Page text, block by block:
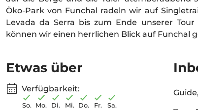
Öko-Park von Funchal radeln wir auf
Levada da Serra bis zum Ende unserer
können wir einen herrlichen Blick auf Funchal
Etwas über
Verfügbarkeit:
So. Mo. Di. Mi. Do. Fr. Sa.